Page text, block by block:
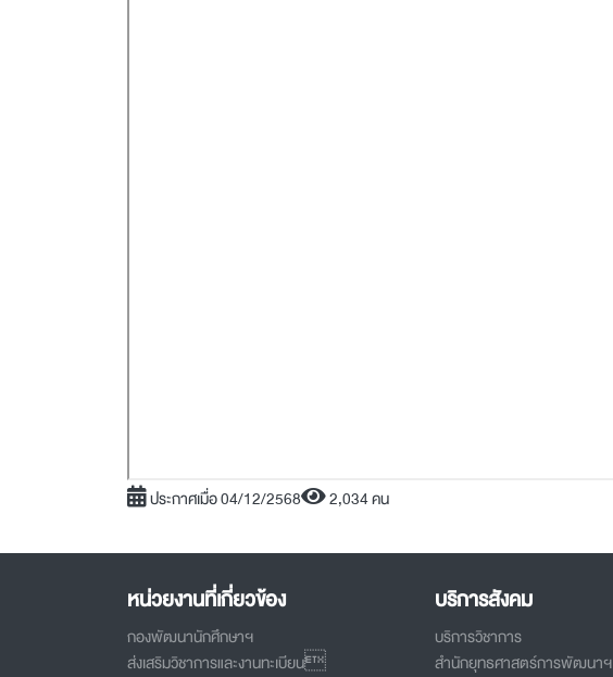
ประกาศเมื่อ 04/12/2568 2,034 คน
หน่วยงานที่เกี่ยวข้อง
กองพัฒนานักศึกษาฯ
ส่งเสริมวิชาการและงานทะเบียน
บริการสังคม
บริการวิชาการ
สำนักยุทธศาสตร์การพัฒนาฯ